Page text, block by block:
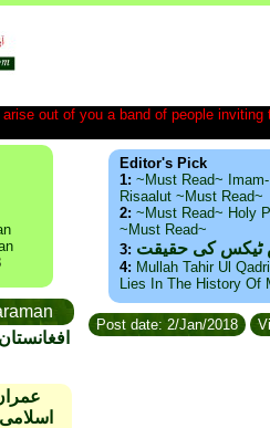
out of you a band of people
Editor's Pick
1: ~Must Read~
Risaalut ~Must Read~
2: ~Must Read~ Holy
~Must Read~
3: ٹیکس کی حقیقت
4: Mullah Tahir Ul
Lies In The History Of
Post date: 2/Jan/2018